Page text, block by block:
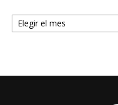
Archivos